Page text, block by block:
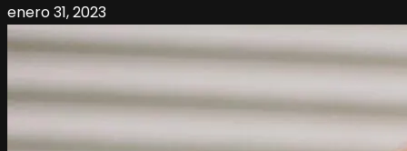
enero 31, 2023